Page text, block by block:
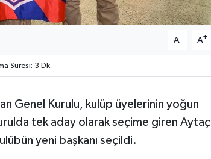
A- A+
Süresi: 3 Dk
Genel Kurulu, kulüp üyelerinin yoğun
tek aday olarak seçime giren Aytaç
yeni başkanı seçildi.